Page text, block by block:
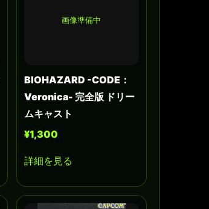
画像準備中
BIOHAZARD -CODE：
Veronica- 完全版 ドリー
ムキャスト
¥1,300
詳細を見る